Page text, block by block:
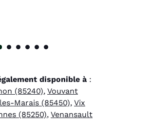
disponible à :
(85240), Vouvant
Marais (85450), Vix
(85250), Venansault